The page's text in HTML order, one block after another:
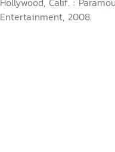
Entertainment, 2008.